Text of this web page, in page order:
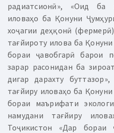
радиатсионӣ», «Оид ба
иловаҳо ба Қонуни
хоҷагии деҳқонӣ
тағйироту илова ба
бораи ҷавобгарӣ барои
зарар расонидан ба
дигар дарахту
тағйиру иловаҳо ба
бораи маърифати
намудани тағйиру
Тоҷикистон «Дар бораи